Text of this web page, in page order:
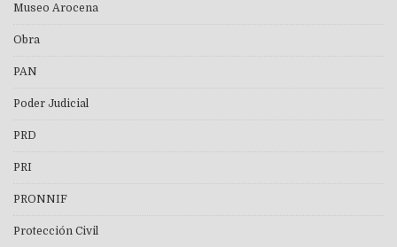
Museo Arocena
Obra
PAN
Poder Judicial
PRD
PRI
PRONNIF
Protección Civil